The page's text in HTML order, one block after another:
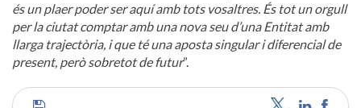
és un plaer poder ser aquí amb tots vosaltres. És tot un orgull
per la ciutat comptar amb una nova seu d’una Entitat amb
llarga trajectòria, i que té una aposta singular i diferencial de
present, però sobretot de futur”.